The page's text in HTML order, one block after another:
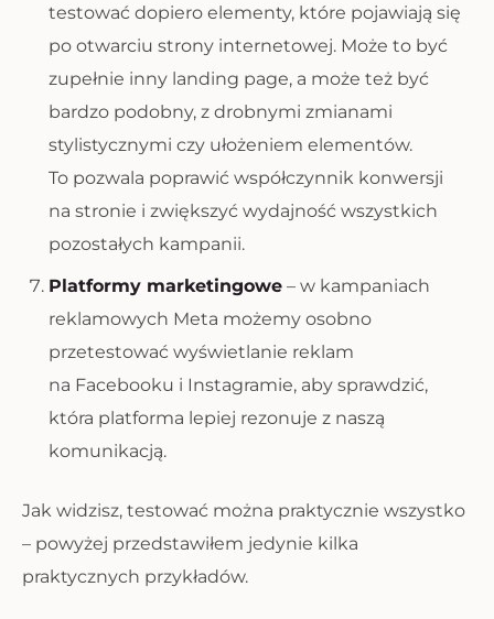
testować dopiero elementy, które pojawiają się
po otwarciu strony internetowej. Może to być
zupełnie inny landing page, a może też być
bardzo podobny, z drobnymi zmianami
stylistycznymi czy ułożeniem elementów.
To pozwala poprawić współczynnik konwersji
na stronie i zwiększyć wydajność wszystkich
pozostałych kampanii.
Platformy marketingowe – w kampaniach
reklamowych Meta możemy osobno
przetestować wyświetlanie reklam
na Facebooku i Instagramie, aby sprawdzić,
która platforma lepiej rezonuje z naszą
komunikacją.
Jak widzisz, testować można praktycznie wszystko
– powyżej przedstawiłem jedynie kilka
praktycznych przykładów.